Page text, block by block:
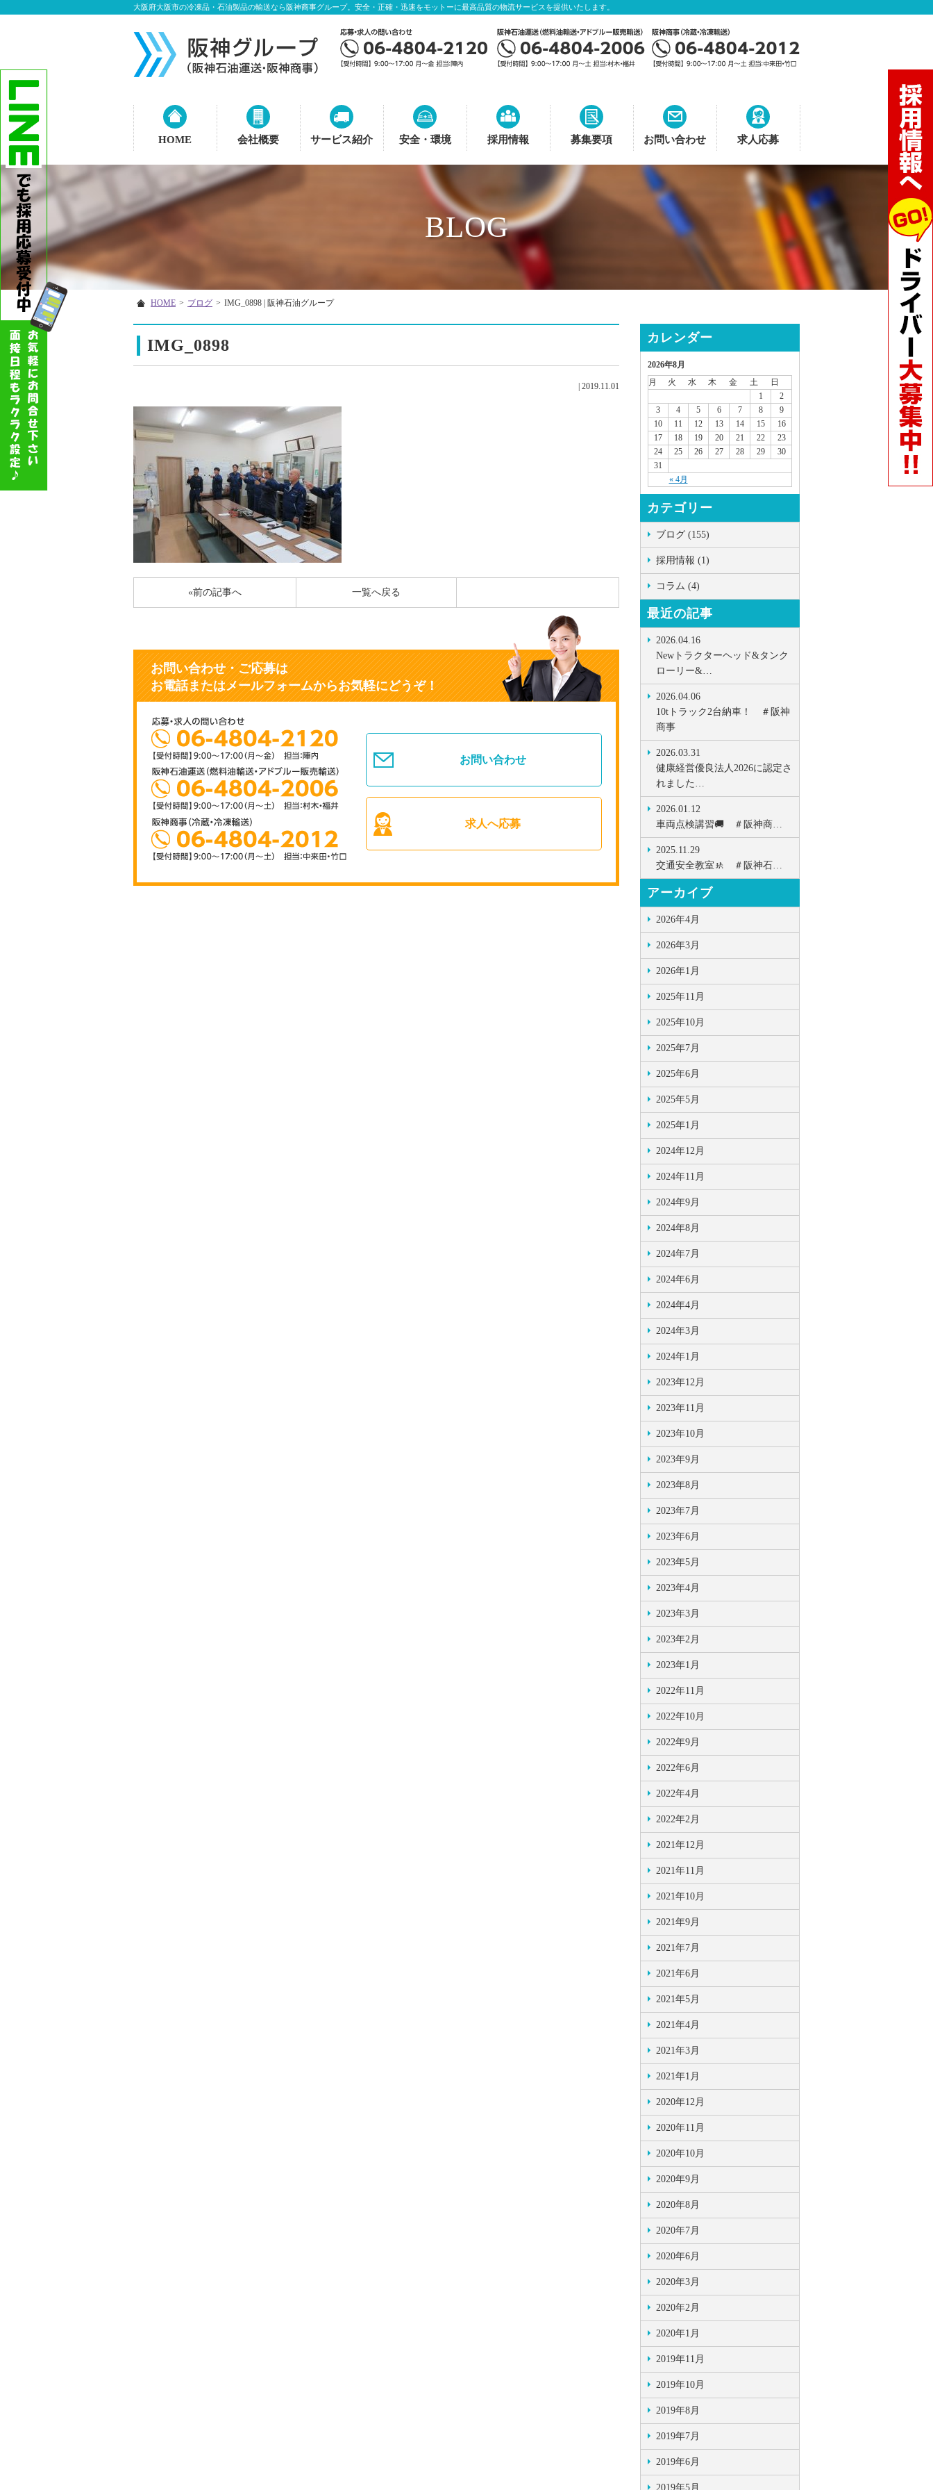
大阪府大阪市の冷凍品・石油製品の輸送なら阪神商事グループ。安全・正確・迅速をモットーに最高品質の物流サービスを提供いたします。
HOME 会社概要 サービス紹介 安全・環境 採用情報 募集要項 お問い合わせ 求人応募
BLOG
HOME > ブログ > IMG_0898 | 阪神石油グループ
IMG_0898
2019.11.01
«前の記事へ 一覧へ戻る
お問い合わせ・ご応募は
お電話またはメールフォームからお気軽にどうぞ！
お問い合わせ
求人へ応募
カレンダー
2026年8月
月
火 水 木 金 土 日
« 4月
1
2
3
4 5 6 7 8
9
10
11 12 13 14 15
16
17
18 19 20 21 22
23
24
25 26 27 28 29
30
31
カテゴリー
ブログ (155)
採用情報 (1)
コラム (4)
最近の記事
2026.04.16
Newトラクターヘッド&タンク
ローリー&…
2026.04.06
10tトラック2台納車！ ＃阪神
商事
2026.03.31
健康経営優良法人2026に認定さ
れました…
2026.01.12
車両点検講習🚚 ＃阪神商…
2025.11.29
交通安全教室🚸 ＃阪神石…
アーカイブ
2026年4月
2026年3月
2026年1月
2025年11月
2025年10月
2025年7月
2025年6月
2025年5月
2025年1月
2024年12月
2024年11月
2024年9月
2024年8月
2024年7月
2024年6月
2024年4月
2024年3月
2024年1月
2023年12月
2023年11月
2023年10月
2023年9月
2023年8月
2023年7月
2023年6月
2023年5月
2023年4月
2023年3月
2023年2月
2023年1月
2022年11月
2022年10月
2022年9月
2022年6月
2022年4月
2022年2月
2021年12月
2021年11月
2021年10月
2021年9月
2021年7月
2021年6月
2021年5月
2021年4月
2021年3月
2021年1月
2020年12月
2020年11月
2020年10月
2020年9月
2020年8月
2020年7月
2020年6月
2020年3月
2020年2月
2020年1月
2019年11月
2019年10月
2019年8月
2019年7月
2019年6月
2019年5月